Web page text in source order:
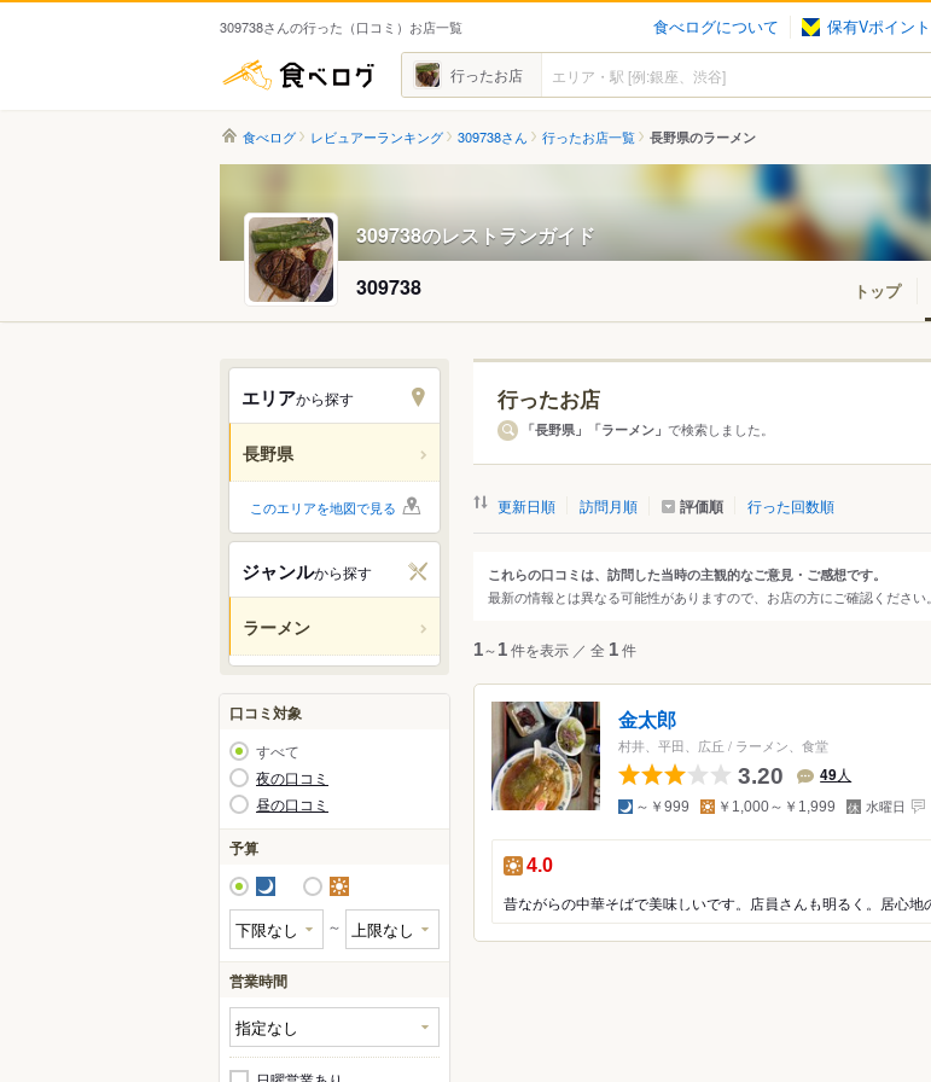
309738さんの行った（口コミ）お店一覧 食べログについて 保有Vポイント
食べログ 行ったお店
食べログ レビュアーランキング 309738さん 行ったお店一覧 長野県のラーメン
309738のレストランガイド
309738 トップ
エリアから探す
長野県
エリアから探す
長野・志賀高原・北信濃
松本・美ヶ原・上高地
軽井沢・佐久
安曇野・白馬
南信州
木曽路
このエリアを地図で見る
ジャンルから探す
ラーメン
ジャンルから探す
すべて ラーメン
ラーメン・つけ麺
口コミ対象
すべて
夜の口コミ
昼の口コミ
予算
夜 昼
～
営業時間
行ったお店
「長野県」「ラーメン」で検索しました。
更新日順 訪問月順 評価順 行った回数順
これらの口コミは、訪問した当時の主観的なご意見・ご感想です。
最新の情報とは異なる可能性がありますので、お店の方にご確認ください。
1～1件を表示 ／ 全 1件
金太郎
村井、平田、広丘 / ラーメン、食堂
3.20 49人
夜 ～￥999 昼 ￥1,000～￥1,999 定
休
日
水曜日
昼の点数：
4.0